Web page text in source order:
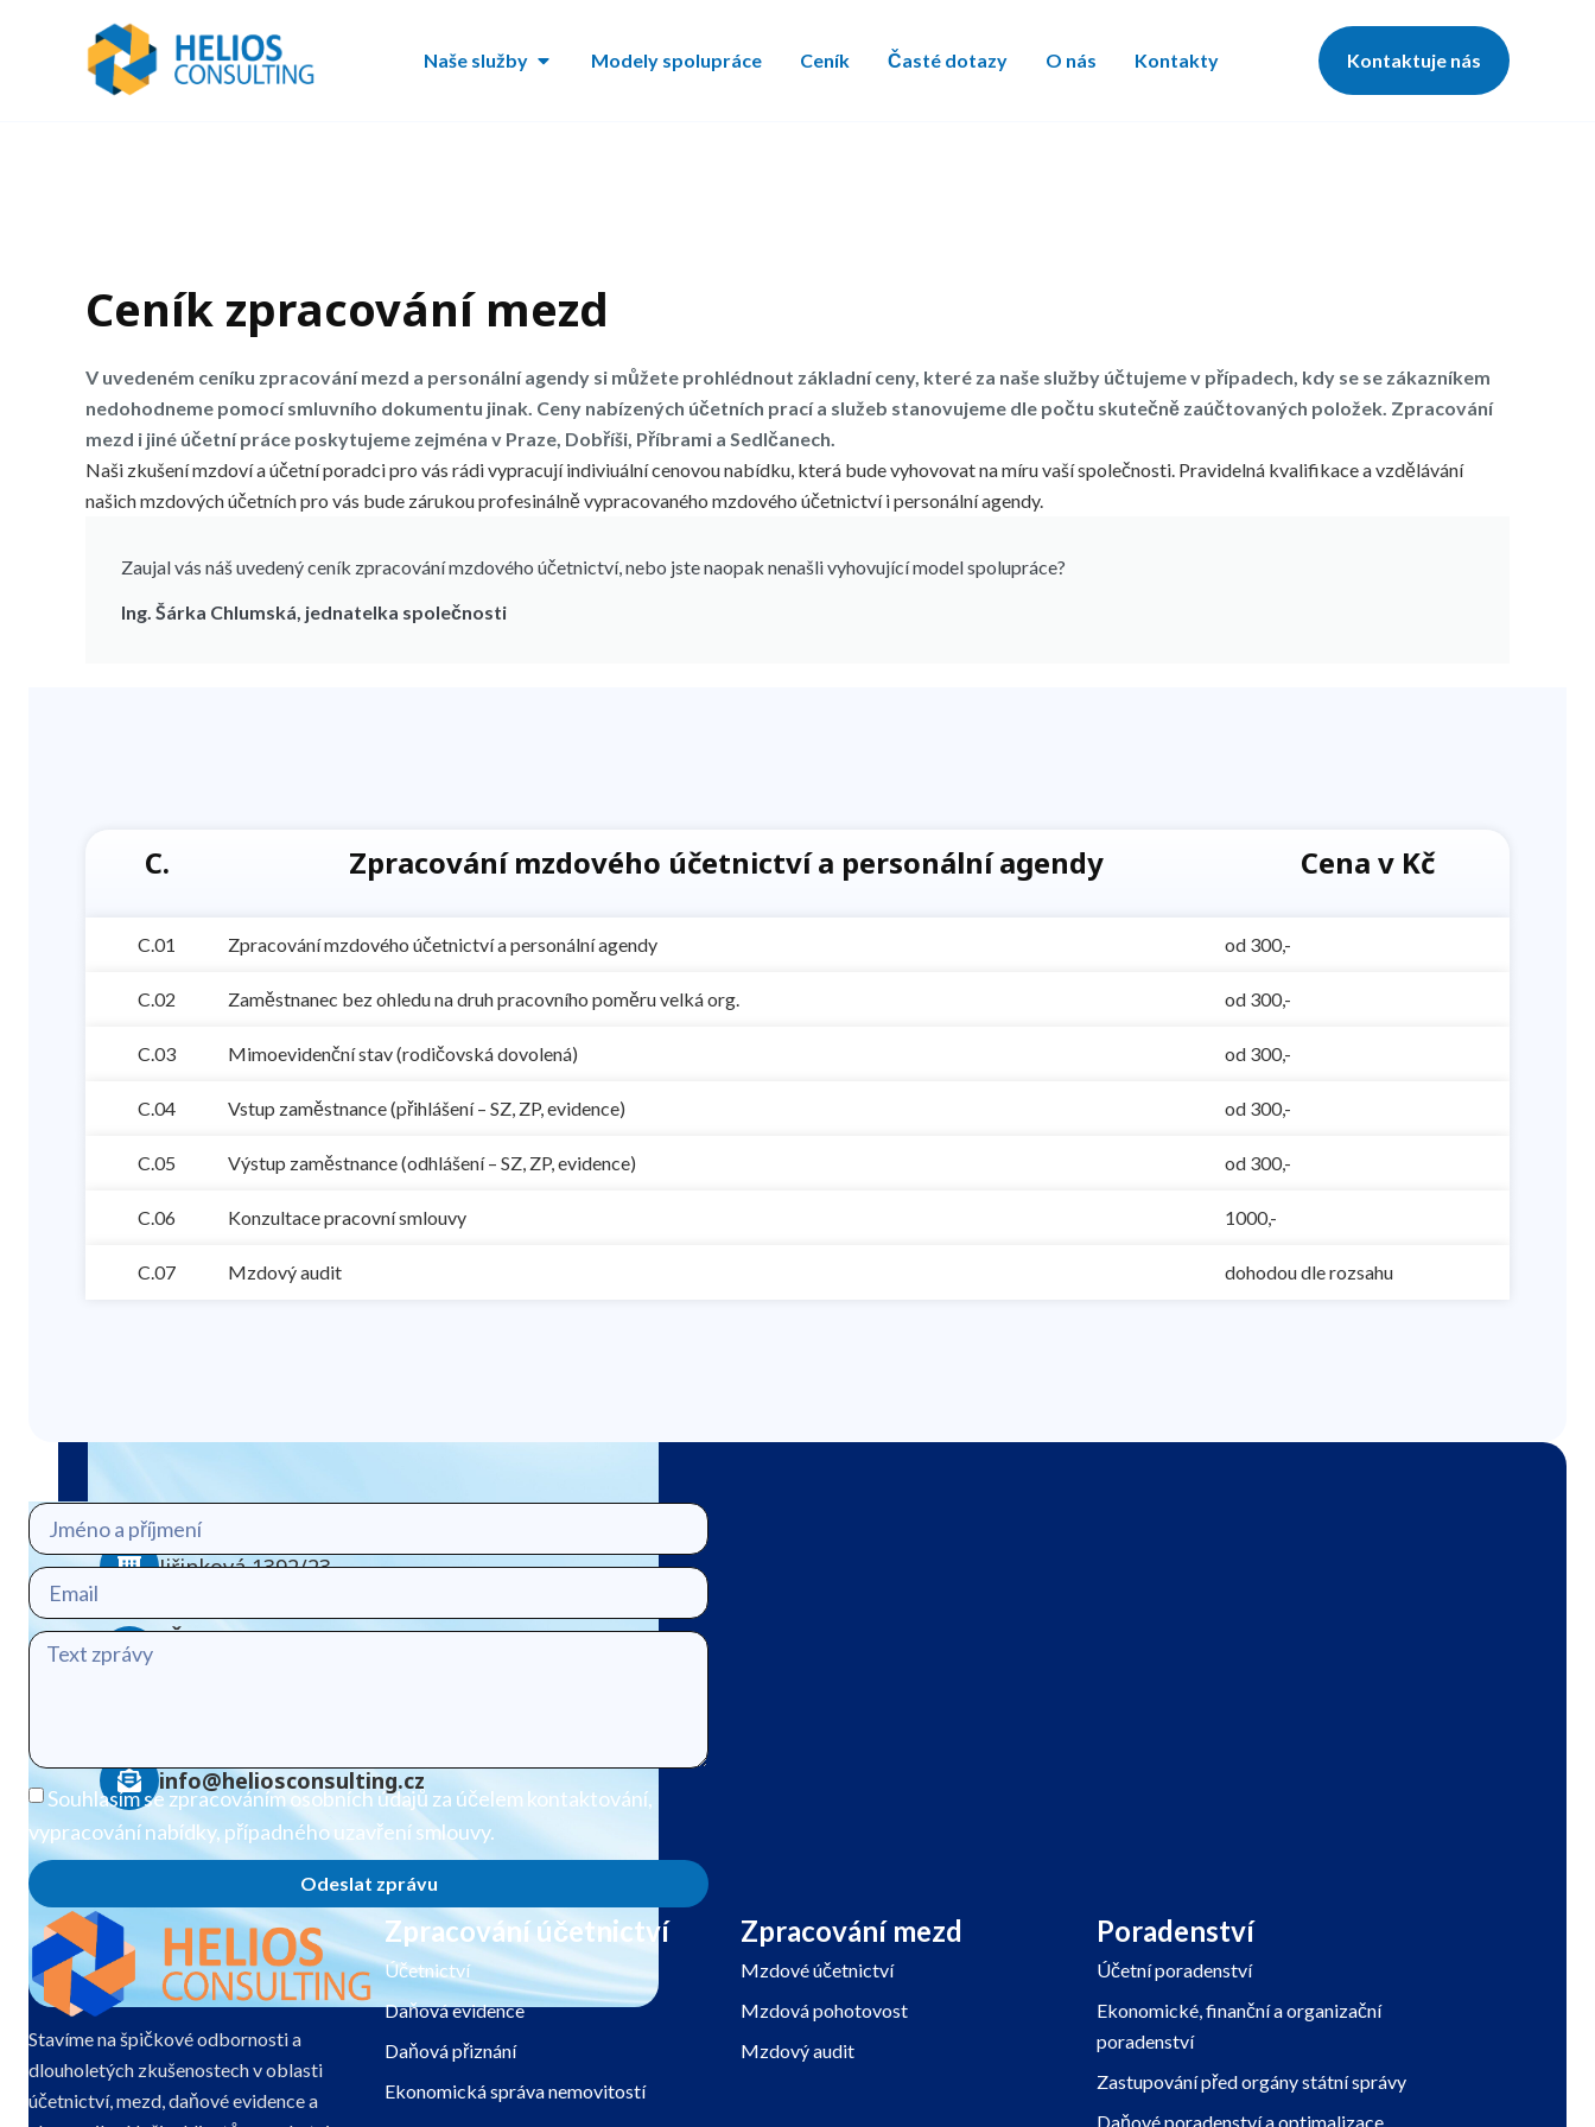
Naše služby Modely spolupráce Ceník Časté dotazy O nás Kontakty Kontaktuje nás
Ceník zpracování mezd
V uvedeném ceníku zpracování mezd a personální agendy si můžete prohlédnout základní ceny, které za naše služby účtujeme v případech, kdy se se zákazníkem
nedohodneme pomocí smluvního dokumentu jinak. Ceny nabízených účetních prací a služeb stanovujeme dle počtu skutečně zaúčtovaných položek. Zpracování
mezd i jiné účetní práce poskytujeme zejména v Praze, Dobříši, Příbrami a Sedlčanech.
Naši zkušení mzdoví a účetní poradci pro vás rádi vypracují indiviuální cenovou nabídku, která bude vyhovovat na míru vaší společnosti. Pravidelná kvalifikace a vzdělávání
našich mzdových účetních pro vás bude zárukou profesinálně vypracovaného mzdového účetnictví i personální agendy.
Zaujal vás náš uvedený ceník zpracování mzdového účetnictví, nebo jste naopak nenašli vyhovující model spolupráce?
Ing. Šárka Chlumská, jednatelka společnosti
C. Zpracování mzdového účetnictví a personální agendy Cena v Kč
C.01 Zpracování mzdového účetnictví a personální agendy od 300,-
C.02 Zaměstnanec bez ohledu na druh pracovního poměru velká org. od 300,-
C.03 Mimoevidenční stav (rodičovská dovolená) od 300,-
C.04 Vstup zaměstnance (přihlášení – SZ, ZP, evidence) od 300,-
C.05 Výstup zaměstnance (odhlášení – SZ, ZP, evidence) od 300,-
C.06 Konzultace pracovní smlouvy 1000,-
C.07 Mzdový audit dohodou dle rozsahu
HELIOS CONSULTING s.r.o.
Jiřinková 1392/23
IČO: 01484036
info@heliosconsulting.cz
Souhlasím se zpracováním osobních údajů za účelem kontaktování,
vypracování nabídky, případného uzavření smlouvy.
Odeslat zprávu
Stavíme na špičkové odbornosti a
dlouholetých zkušenostech v oblasti
účetnictví, mezd, daňové evidence a
Zpracování účetnictví
Účetnictví
Daňová evidence
Daňová přiznání
Ekonomická správa nemovitostí
Zpracování mezd
Mzdové účetnictví
Mzdová pohotovost
Mzdový audit
Poradenství
Účetní poradenství
Ekonomické, finanční a organizační
poradenství
Zastupování před orgány státní správy
Daňové poradenství a optimalizace